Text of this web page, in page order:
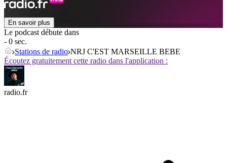
En savoir plus
Le podcast débute dans
- 0 sec.
Stations de radio NRJ C'EST MARSEILLE BEBE
Écoutez gratuitement cette radio dans l'application :
radio.fr